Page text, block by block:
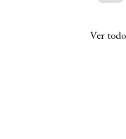
Ver todo